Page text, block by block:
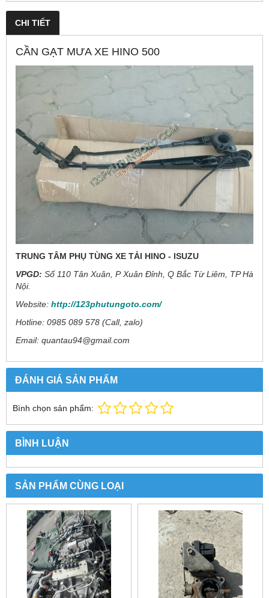
CHI TIẾT
CẦN GẠT MƯA XE HINO 500
TRUNG TÂM PHỤ TÙNG XE TẢI HINO - ISUZU
VPGD: Số 110 Tân Xuân, P Xuân Đỉnh, Q Bắc Từ Liêm, TP Hà
Nội.
Website: http://123phutungoto.com/
Hotline: 0985 089 578 (Call, zalo)
Email: quantau94@gmail.com
ĐÁNH GIÁ SẢN PHẨM
Bình chọn sản phẩm:
BÌNH LUẬN
SẢN PHẨM CÙNG LOẠI